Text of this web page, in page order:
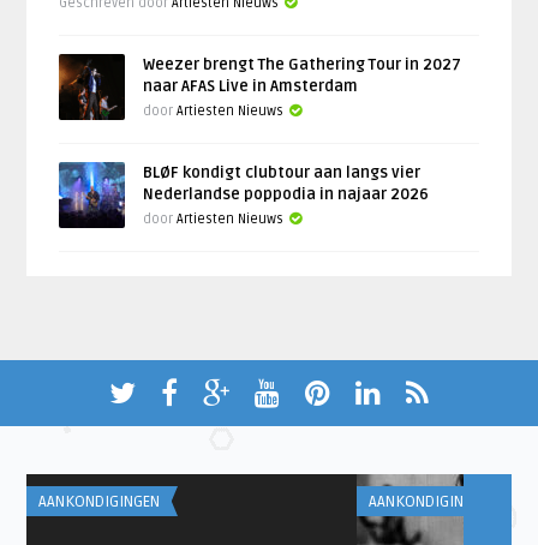
Weezer brengt The Gathering Tour in 2027
naar AFAS Live in Amsterdam
doorArtiesten Nieuws
BLØF kondigt clubtour aan langs vier
Nederlandse poppodia in najaar 2026
doorArtiesten Nieuws
AANKONDIGINGEN AANKONDIGINGEN